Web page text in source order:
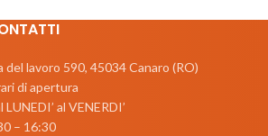
del lavoro 590, 45034 Canaro (RO)
di apertura
LUNEDI’ al VENERDI’
– 16:30